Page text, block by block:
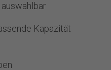
Kapazität